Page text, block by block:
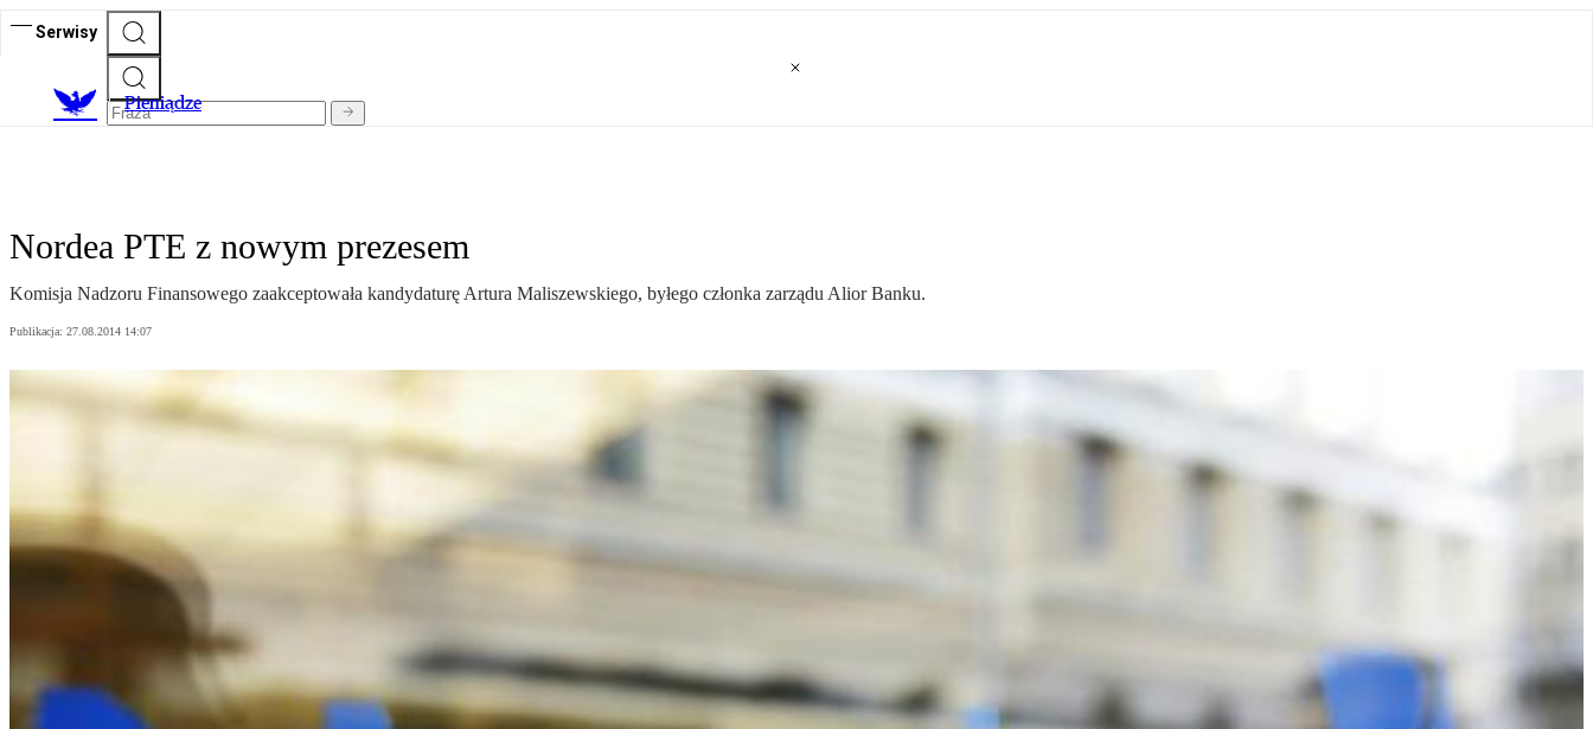
Serwisy
Pieniądze
Nordea PTE z nowym prezesem
Komisja Nadzoru Finansowego zaakceptowała kandydaturę Artura Maliszewskiego, byłego członka zarządu Alior Banku.
Publikacja: 27.08.2014 14:07